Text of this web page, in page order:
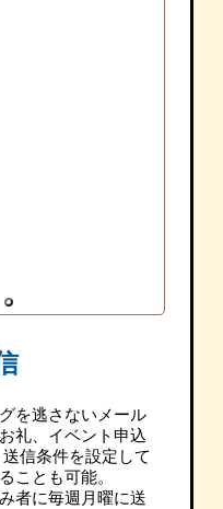
3
を逃さないメール
礼、イベント申込
信条件を設定して
ことも可能。
者に毎週月曜に送